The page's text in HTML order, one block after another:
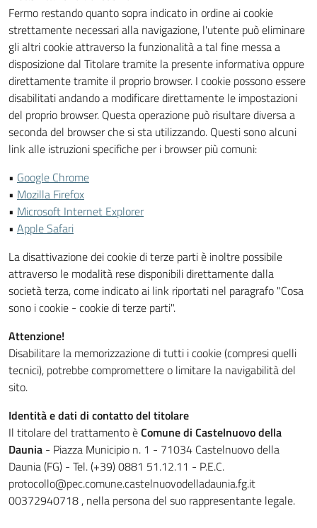
Fermo restando quanto sopra indicato in ordine ai cookie
strettamente necessari alla navigazione, l'utente può eliminare
gli altri cookie attraverso la funzionalità a tal fine messa a
disposizione dal Titolare tramite la presente informativa oppure
direttamente tramite il proprio browser. I cookie possono essere
disabilitati andando a modificare direttamente le impostazioni
del proprio browser. Questa operazione può risultare diversa a
seconda del browser che si sta utilizzando. Questi sono alcuni
link alle istruzioni specifiche per i browser più comuni:
• Google Chrome
• Mozilla Firefox
• Microsoft Internet Explorer
• Apple Safari
La disattivazione dei cookie di terze parti è inoltre possibile
attraverso le modalità rese disponibili direttamente dalla
società terza, come indicato ai link riportati nel paragrafo "Cosa
sono i cookie - cookie di terze parti".
Attenzione!
Disabilitare la memorizzazione di tutti i cookie (compresi quelli
tecnici), potrebbe compromettere o limitare la navigabilità del
sito.
Identità e dati di contatto del titolare
Il titolare del trattamento èComune di Castelnuovo della
Daunia - Piazza Municipio n. 1 - 71034 Castelnuovo della
Daunia (FG) - Tel. (+39) 0881 51.12.11 - P.E.C.
protocollo@pec.comune.castelnuovodelladaunia.fg.it
00372940718 , nella persona del suo rappresentante legale.